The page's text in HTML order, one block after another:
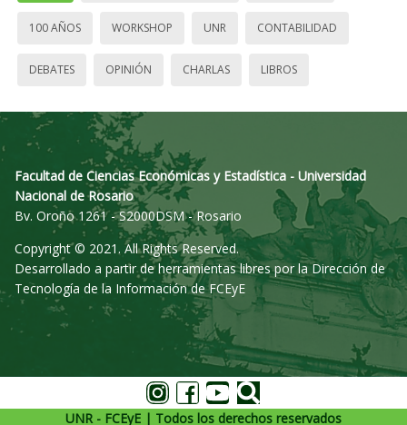
100 AÑOS WORKSHOP UNR CONTABILIDAD
DEBATES OPINIÓN CHARLAS LIBROS
Facultad de Ciencias Económicas y Estadística - Universidad
Nacional de Rosario
Bv. Oroño 1261 - S2000DSM - Rosario
Copyright © 2021. All Rights Reserved.
Desarrollado a partir de herramientas libres por la Dirección de
Tecnología de la Información de FCEyE
UNR - FCEyE | Todos los derechos reservados